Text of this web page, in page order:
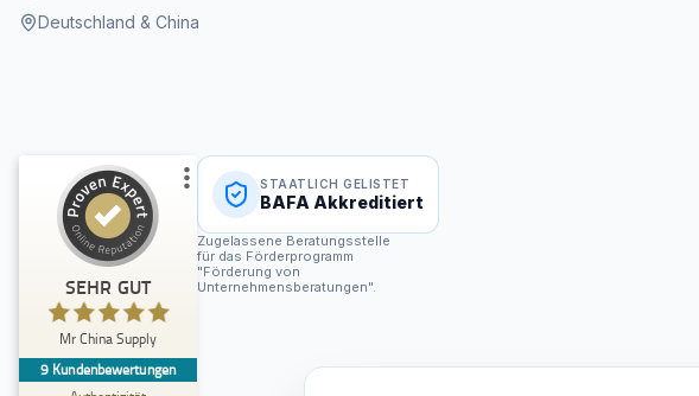
Deutschland & China
SEHR GUT
Mr China Supply
9 Kundenbewertungen
Kundenbewertungen und Erfahrungen zu
Mr China Supply
100
%
SEHR GUT
4,96
/
5,00
STAATLICH GELISTET
BAFA Akkreditiert
Zugelassene Beratungsstelle
für das Förderprogramm
"Förderung von
Unternehmensberatungen".